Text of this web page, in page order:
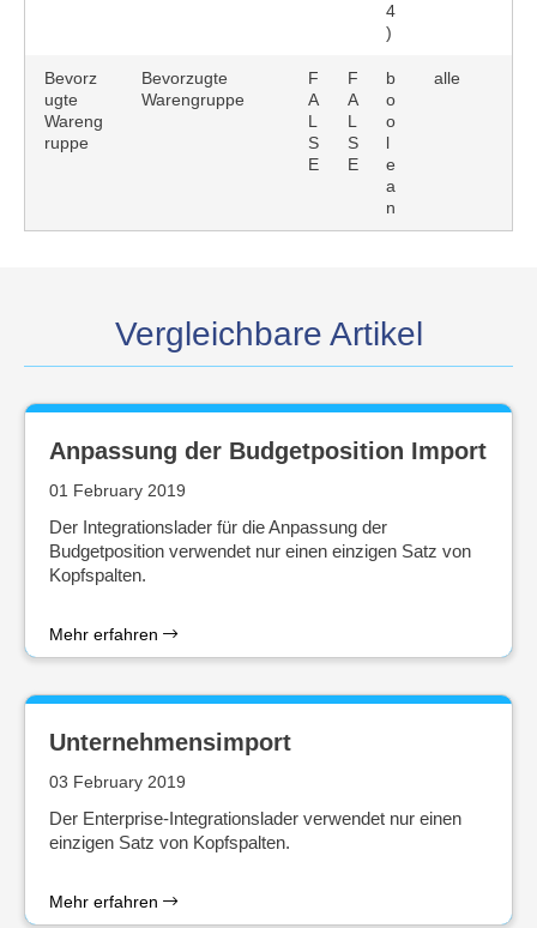
4
)
Bevorz
ugte
Wareng
ruppe
Bevorzugte
Warengruppe
F
A
L
S
E
F
A
L
S
E
b
o
o
l
e
a
n
alle
Vergleichbare Artikel
Anpassung der Budgetposition Import
01 February 2019
Der Integrationslader für die Anpassung der
Budgetposition verwendet nur einen einzigen Satz von
Kopfspalten.
Mehr erfahren
Unternehmensimport
03 February 2019
Der Enterprise-Integrationslader verwendet nur einen
einzigen Satz von Kopfspalten.
Mehr erfahren